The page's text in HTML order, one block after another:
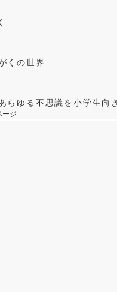
くの世界
らゆる不思議を小学生向
ージ